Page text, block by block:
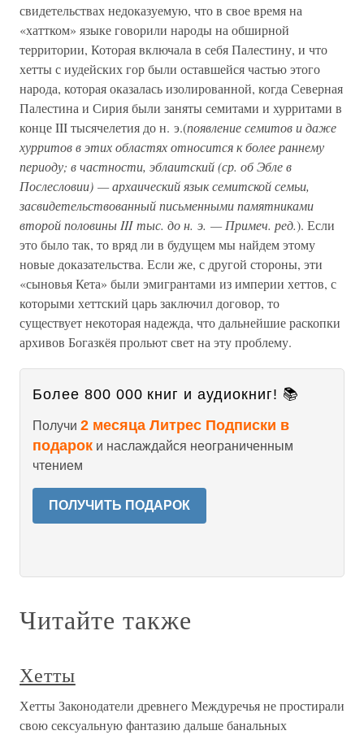
свидетельствах недоказуемую, что в свое время на
«хаттком» языке говорили народы на обширной
территории, Которая включала в себя Палестину, и что
хетты с иудейских гор были оставшейся частью этого
народа, которая оказалась изолированной, когда Северная
Палестина и Сирия были заняты семитами и хурритами в
конце III тысячелетия до н. э.(появление семитов и даже
хурритов в этих областях относится к более раннему
периоду; в частности, эблаитский (ср. об Эбле в
Послесловии) — архаический язык семитской семьи,
засвидетельствованный письменными памятниками
второй половины III тыс. до н. э. — Примеч. ред.). Если
это было так, то вряд ли в будущем мы найдем этому
новые доказательства. Если же, с другой стороны, эти
«сыновья Кета» были эмигрантами из империи хеттов, с
которыми хеттский царь заключил договор, то
существует некоторая надежда, что дальнейшие раскопки
архивов Богазкёя прольют свет на эту проблему.
Более 800 000 книг и аудиокниг! 📚
Получи 2 месяца Литрес Подписки в
подарок и наслаждайся неограниченным
чтением
ПОЛУЧИТЬ ПОДАРОК
Читайте также
Хетты
Хетты Законодатели древнего Междуречья не простирали
свою сексуальную фантазию дальше банальных